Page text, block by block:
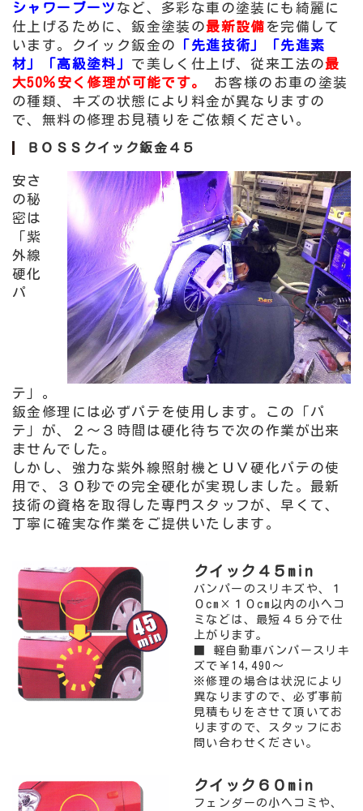
シャワーブーツ など、多彩な車の塗装にも綺麗に
仕上げるために、鈑金塗装の最新設備 を完備して
います。クイック鈑金の
「先進技術」「先進素
材」「高級塗料」 で美しく仕上げ、従来工法の最
大50％安く修理が可能です。
お客様のお車の塗装
の種類、キズの状態により料金が異なりますの
で、無料の修理お見積りをご依頼ください。
ＢＯＳＳクイック鈑金４５
安さ
の秘
密は
「紫
外線
硬化
パ
テ」。
鈑金修理には必ずパテを使用します。この「パ
テ」が、２～３時間は硬化待ちで次の作業が出来
ませんでした。
しかし、強力な紫外線照射機とＵＶ硬化パテの使
用で、３０秒での完全硬化が実現しました。最新
技術の資格を取得した専門スタッフが、早くて、
丁寧に確実な作業をご提供いたします。
クイック４５min
バンパーのスリキズや、１
０cm×１０cm以内の小ヘコ
ミなどは、最短４５分で仕
上がります。
■ 軽自動車バンパースリキ
ズで￥14,490～
※修理の場合は状況により
異なりますので、必ず事前
見積もりをさせて頂いてお
りますので、スタッフにお
問い合わせください。
クイック６０min
フェンダーの小ヘコミや、